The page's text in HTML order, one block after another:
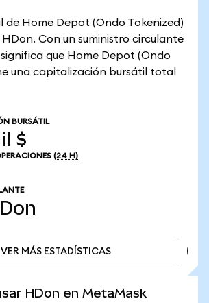
de Home Depot (Ondo Tokenized)
HDon. Con un suministro circulante
significa que Home Depot (Ondo
una capitalización bursátil total
BURSÁTIL
$
(24 H)
VER MÁS ESTADÍSTICAS
HDon en MetaMask